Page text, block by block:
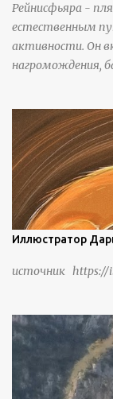
защитить их от
группа людей
жизнью в деревне
Рейнисфьяра -
естественным
активности. Он
нагромождения,
Иллюстратор
источник https://